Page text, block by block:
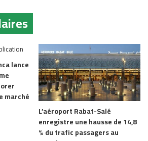
lance
marché
L’aéroport Rabat-Salé
enregistre une hausse de 14,8
% du trafic passagers au